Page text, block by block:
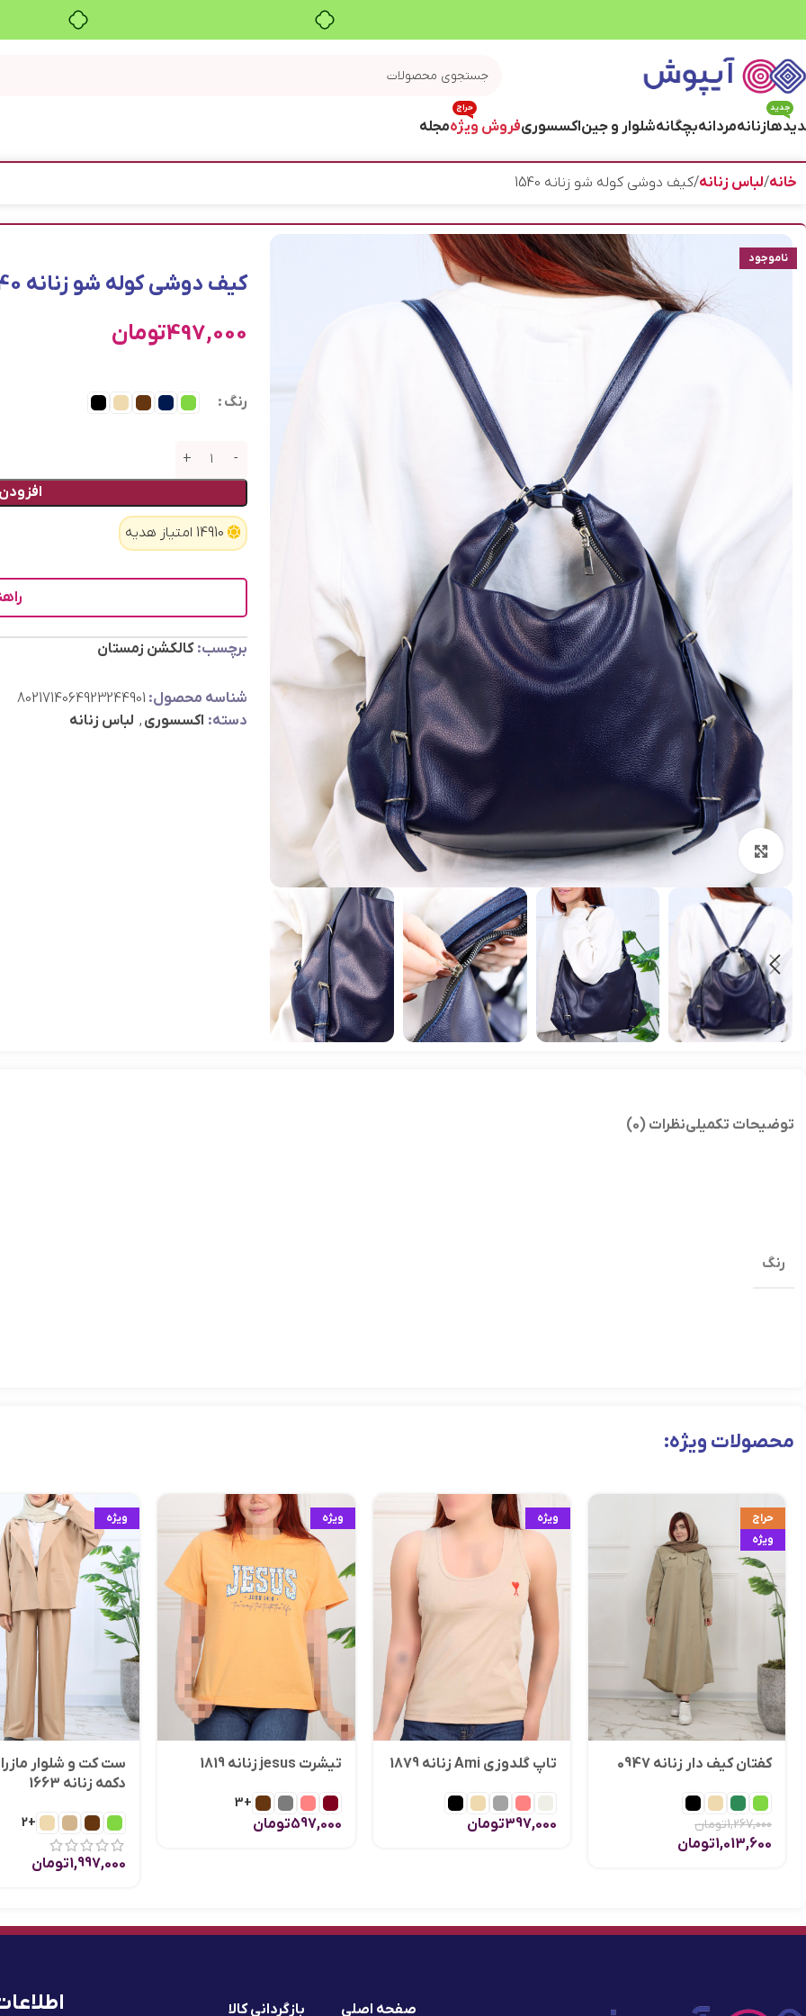
جدید
زنانهمردانهبچگانهشلوار و جیناکسسوریفروش ویژه
حراج
مجله
خانه لباس زنانه کیف دوشی کوله شو زنانه 1540
ناموجود
بزرگنمایی تصویر
کیف دوشی کوله شو زنانه 1540
497,000تومان
رنگ
14910 امتیاز هدیه
برچسب: کالکشن زمستان
شناسه محصول: 8021714064923244901
دسته: اکسسوری , لباس زنانه
توضیحات تکمیلینظرات (0)
رنگ
محصولات ویژه:
حراج
ویژه
کفتان کیف دار زنانه 0947
1,267,000تومان
1,013,600تومان
ویژه
تاپ گلدوزی Ami زنانه 1879
397,000تومان
ویژه
تیشرت jesus زنانه 1819
+3
597,000تومان
ویژه
ست کت و شلوار
دکمه زنانه 1663
+2
1,997,000تومان
صفحه اصلی بازگردانی کالا